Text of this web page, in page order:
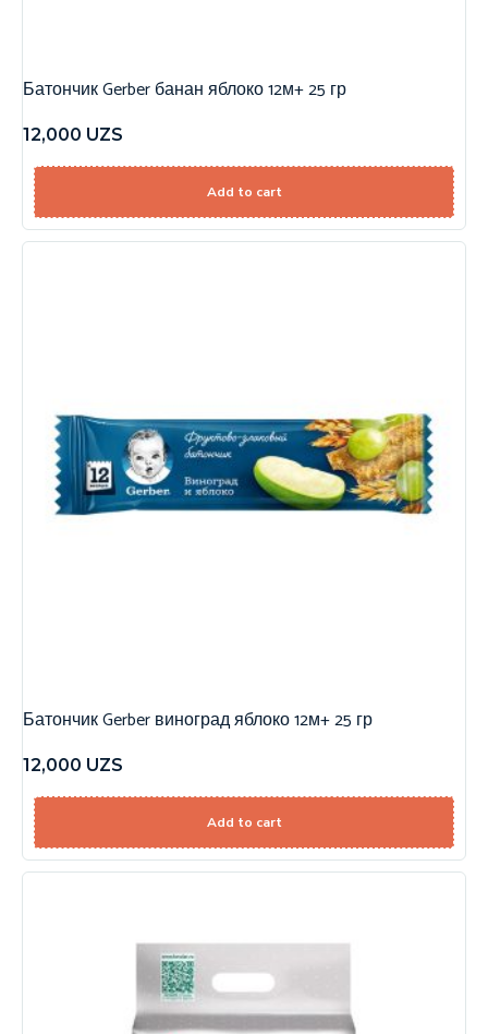
Батончик Gerber банан яблоко 12м+ 25 гр
12,000 UZS
Add to cart
Батончик Gerber виноград яблоко 12м+ 25 гр
12,000 UZS
Add to cart